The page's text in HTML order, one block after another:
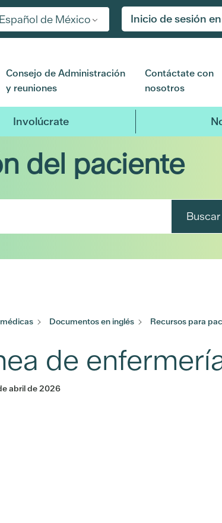
Español de México Inicio de sesión
Consejo de Administración
y reuniones
Contáctate con
nosotros
Involúcrate
del paciente
Buscar
Documentos en inglés Recursos para
de
abril de 2026